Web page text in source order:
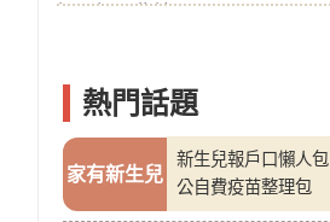
提醒好孕秘訣
熱門話題
家有新生兒
新生兒報戶口懶人包
公自費疫苗整理包